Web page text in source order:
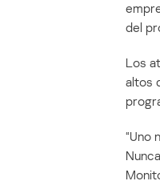
del
Los
altos
“Uno